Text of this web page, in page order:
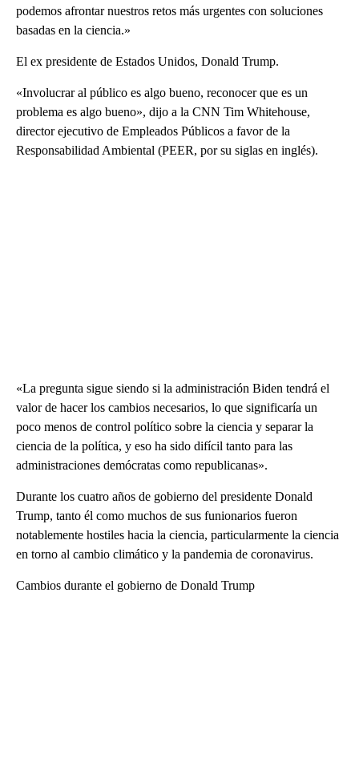
podemos afrontar nuestros retos más urgentes con soluciones
basadas en la ciencia.»
El ex presidente de Estados Unidos, Donald Trump.
«Involucrar al público es algo bueno, reconocer que es un
problema es algo bueno», dijo a la CNN Tim Whitehouse,
director ejecutivo de Empleados Públicos a favor de la
Responsabilidad Ambiental (PEER, por su siglas en inglés).
«La pregunta sigue siendo si la administración Biden tendrá el
valor de hacer los cambios necesarios, lo que significaría un
poco menos de control político sobre la ciencia y separar la
ciencia de la política, y eso ha sido difícil tanto para las
administraciones demócratas como republicanas».
Durante los cuatro años de gobierno del presidente Donald
Trump, tanto él como muchos de sus funionarios fueron
notablemente hostiles hacia la ciencia, particularmente la ciencia
en torno al cambio climático y la pandemia de coronavirus.
Cambios durante el gobierno de Donald Trump